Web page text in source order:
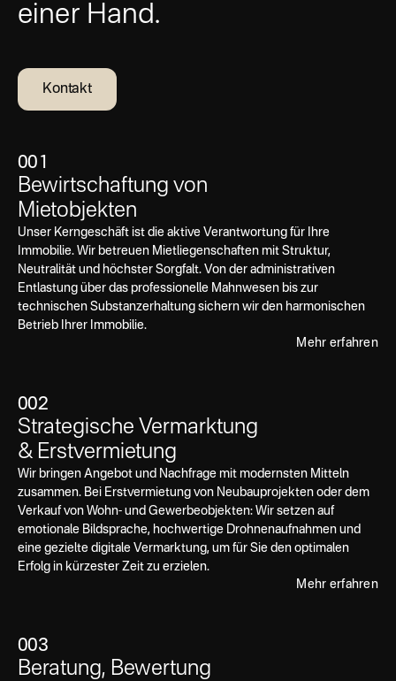
einer Hand.
Kontakt
001
Bewirtschaftung von
Mietobjekten
Unser Kerngeschäft ist die aktive Verantwortung für Ihre
Immobilie. Wir betreuen Mietliegenschaften mit Struktur,
Neutralität und höchster Sorgfalt. Von der administrativen
Entlastung über das professionelle Mahnwesen bis zur
technischen Substanzerhaltung sichern wir den harmonischen
Betrieb Ihrer Immobilie.
Mehr erfahren
002
Strategische Vermarktung
& Erstvermietung
Wir bringen Angebot und Nachfrage mit modernsten Mitteln
zusammen. Bei Erstvermietung von Neubauprojekten oder dem
Verkauf von Wohn- und Gewerbeobjekten: Wir setzen auf
emotionale Bildsprache, hochwertige Drohnenaufnahmen und
eine gezielte digitale Vermarktung, um für Sie den optimalen
Erfolg in kürzester Zeit zu erzielen.
Mehr erfahren
003
Beratung, Bewertung